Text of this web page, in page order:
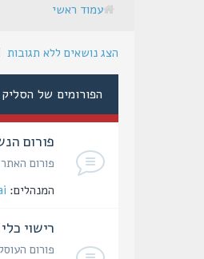
עמוד ראשי
הצג נושאים ללא תגובות
הפורומים של הסליק
פורום
פורום
המנהלים:
רישוי
פורום